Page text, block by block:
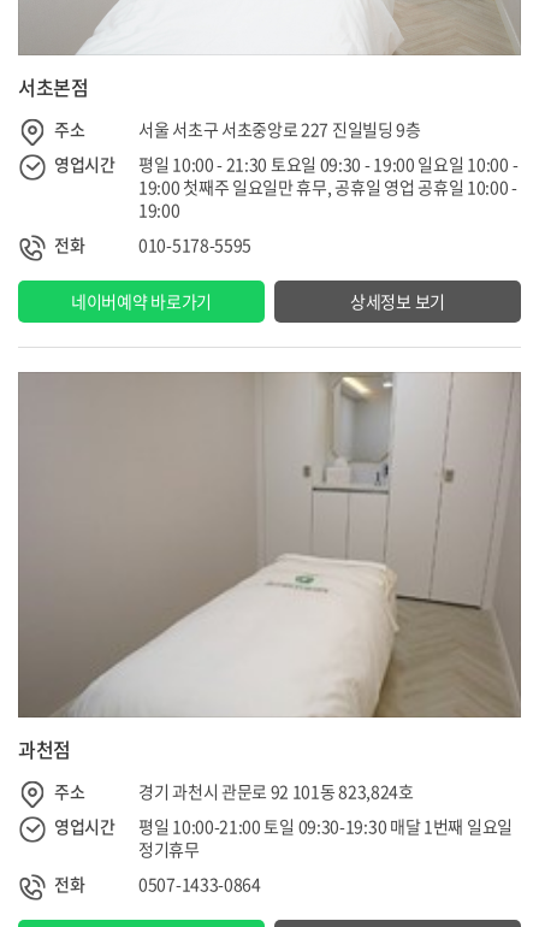
서초본점
주소
서울 서초구 서초중앙로 227 진일빌딩 9층
영업시간
평일 10:00 - 21:30 토요일 09:30 - 19:00 일요일 10:00 -
19:00 첫째주 일요일만 휴무, 공휴일 영업 공휴일 10:00 -
19:00
전화
010-5178-5595
네이버예약 바로가기 상세정보 보기
과천점
주소
경기 과천시 관문로 92 101동 823,824호
영업시간
평일 10:00-21:00 토일 09:30-19:30 매달 1번째 일요일
정기휴무
전화
0507-1433-0864